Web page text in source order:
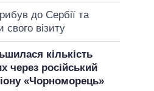
до Сербії та
свого візиту
кількість
через російський
«Чорноморець»